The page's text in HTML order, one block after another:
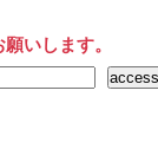
いします。